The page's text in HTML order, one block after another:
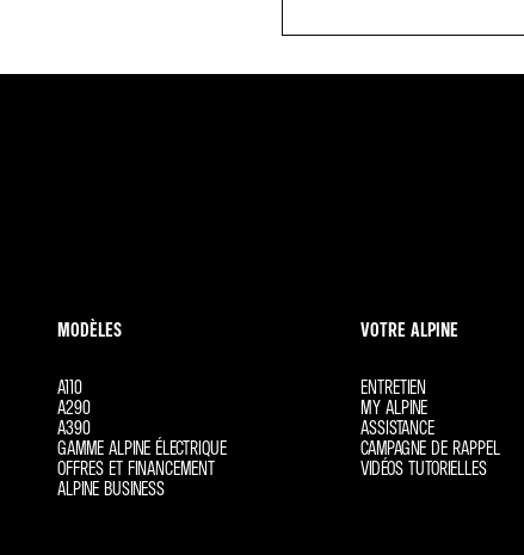
MODÈLES
A110
A290
A390
GAMME ALPINE ÉLECTRIQUE
OFFRES ET FINANCEMENT
ALPINE BUSINESS
VOTRE ALPINE
ENTRETIEN
MY ALPINE
ASSISTANCE
CAMPAGNE DE RAPPEL
VIDÉOS TUTORIELLES